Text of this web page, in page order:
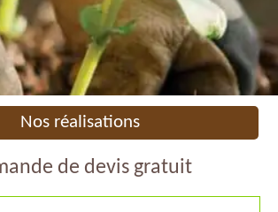
Nos réalisations
de devis gratuit